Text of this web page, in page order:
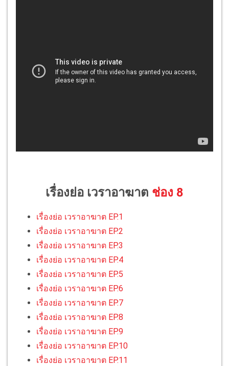
เรื่องย่อ เวราอาฆาต ช่อง 8
เรื่องย่อ เวราอาฆาต EP.1
เรื่องย่อ เวราอาฆาต EP.2
เรื่องย่อ เวราอาฆาต EP.3
เรื่องย่อ เวราอาฆาต EP.4
เรื่องย่อ เวราอาฆาต EP.5
เรื่องย่อ เวราอาฆาต EP.6
เรื่องย่อ เวราอาฆาต EP.7
เรื่องย่อ เวราอาฆาต EP.8
เรื่องย่อ เวราอาฆาต EP.9
เรื่องย่อ เวราอาฆาต EP.10
เรื่องย่อ เวราอาฆาต EP.11